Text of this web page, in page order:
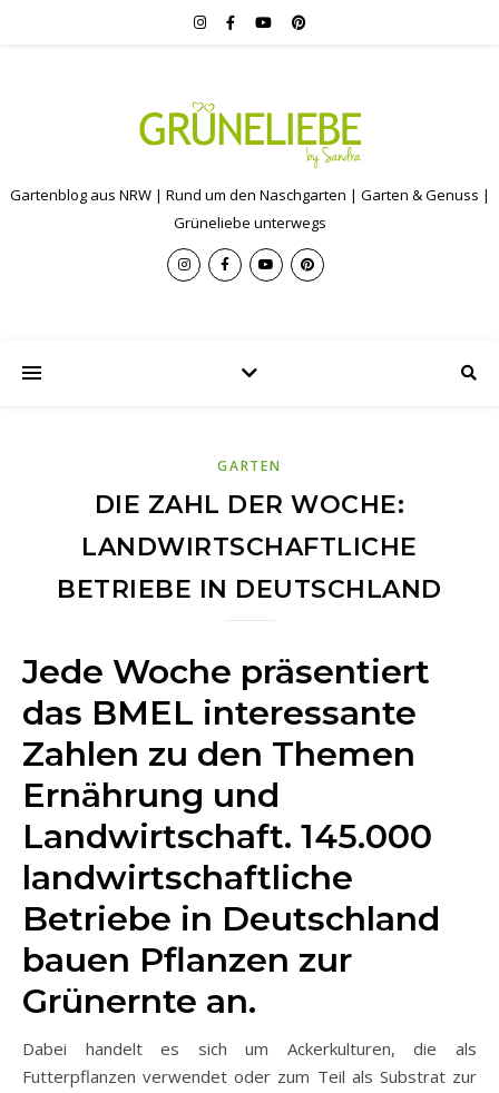
Gartenblog aus NRW | Rund um den Naschgarten | Garten & Genuss |
Grüneliebe unterwegs
GARTEN
DIE ZAHL DER WOCHE:
LANDWIRTSCHAFTLICHE
BETRIEBE IN DEUTSCHLAND
Jede Woche präsentiert
das BMEL interessante
Zahlen zu den Themen
Ernährung und
Landwirtschaft. 145.000
landwirtschaftliche
Betriebe in Deutschland
bauen Pflanzen zur
Grünernte an.
Dabei handelt es sich um Ackerkulturen, die als
Futterpflanzen verwendet oder zum Teil als Substrat zur